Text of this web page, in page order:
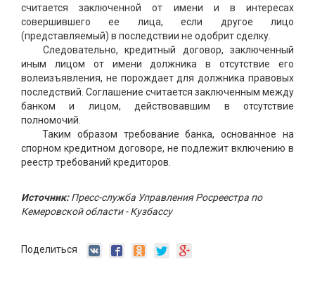
считается заключенной от имени и в интересах
совершившего ее лица, если другое лицо
(представляемый) в последствии не одобрит сделку.
Следовательно, кредитный договор, заключенный
иным лицом от имени должника в отсутствие его
волеизъявления, не порождает для должника правовых
последствий. Соглашение считается заключенным между
банком и лицом, действовавшим в отсутствие
полномочий.
Таким образом требование банка, основанное на
спорном кредитном договоре, не подлежит включению в
реестр требований кредиторов.
Источник:Пресс-служба Управления Росреестра по
Кемеровской области - Кузбассу
Поделиться